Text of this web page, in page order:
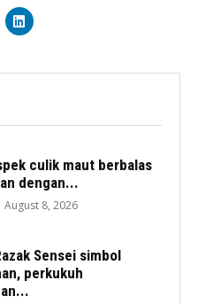
culik maut berbalas
dengan...
August 8, 2026
Sensei simbol
perkukuh